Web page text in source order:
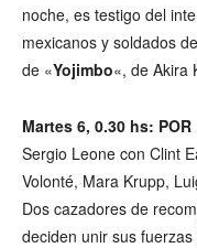
noche, es testigo del
mexicanos y soldados
de «Yojimbo«, de Akira
Martes 6, 0.30 hs: POR
Sergio Leone con Clint
Volonté, Mara Krupp,
Dos cazadores de
deciden unir sus